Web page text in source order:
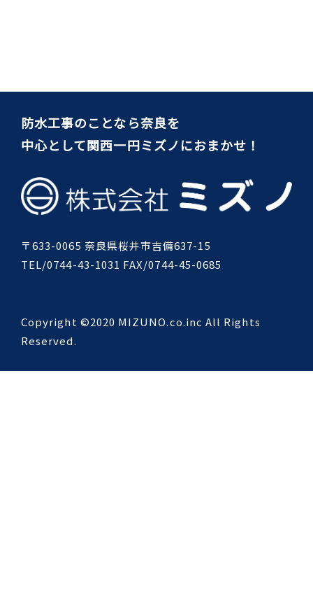
防水工事のことなら奈良を
中心として関西一円ミズノにおまかせ！
〒633-0065 奈良県桜井市吉備637-15
TEL/0744-43-1031 FAX/0744-45-0685
Copyright ©2020 MIZUNO.co.inc All Rights
Reserved.